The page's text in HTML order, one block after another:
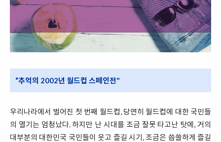
“추억의 2002년 월드컵 스페인전"
우리나라에서 벌어진 첫 번째 월드컵, 당연히 월드컵에 대한 국민들
의 열기는 엄청났다. 하지만 난 시대를 조금 잘못 타고난 탓에, 거의
대부분의 대한민국 국민들이 웃고 즐길 시기, 조금은 씁쓸하게 즐길